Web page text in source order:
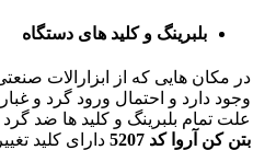
بلبرینگ و کلید های دستگاه
در مکان هایی که از ابزارالات
وجود دارد و احتمال ورود گرد و
علت تمام بلبرینگ و کلید ها ضد
بتن کن آروا کد 5207
دارای کلید